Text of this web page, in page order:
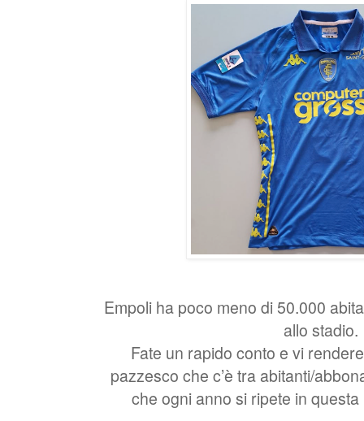
Empoli ha poco meno di 50.000
allo stadio.
Fate un rapido conto e vi
pazzesco che c’è tra abitanti/
che ogni anno si ripete in